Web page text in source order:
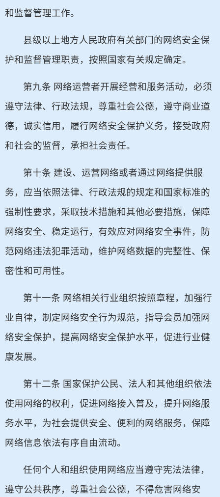
和监督管理工作。
县级以上地方人民政府有关部门的网络安全保
护和监督管理职责，按照国家有关规定确定。
第九条 网络运营者开展经营和服务活动，必须
遵守法律、行政法规，尊重社会公德，遵守商业道
德，诚实信用，履行网络安全保护义务，接受政府
和社会的监督，承担社会责任。
第十条 建设、运营网络或者通过网络提供服
务，应当依照法律、行政法规的规定和国家标准的
强制性要求，采取技术措施和其他必要措施，保障
网络安全、稳定运行，有效应对网络安全事件，防
范网络违法犯罪活动，维护网络数据的完整性、保
密性和可用性。
第十一条 网络相关行业组织按照章程，加强行
业自律，制定网络安全行为规范，指导会员加强网
络安全保护，提高网络安全保护水平，促进行业健
康发展。
第十二条 国家保护公民、法人和其他组织依法
使用网络的权利，促进网络接入普及，提升网络服
务水平，为社会提供安全、便利的网络服务，保障
网络信息依法有序自由流动。
任何个人和组织使用网络应当遵守宪法法律，
遵守公共秩序，尊重社会公德，不得危害网络安